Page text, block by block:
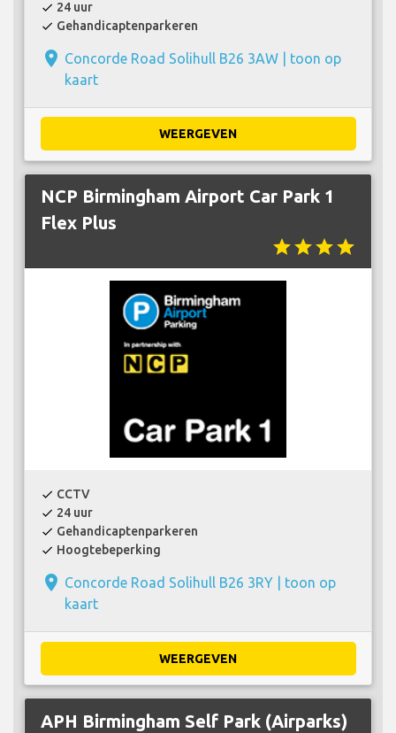
check 24 uur
check Gehandicaptenparkeren
place Concorde Road Solihull B26 3AW | toon op
kaart
WEERGEVEN
NCP Birmingham Airport Car Park 1
Flex Plus
starstarstarstar
check CCTV
check 24 uur
check Gehandicaptenparkeren
check Hoogtebeperking
place Concorde Road Solihull B26 3RY | toon op
kaart
WEERGEVEN
APH Birmingham Self Park (Airparks)